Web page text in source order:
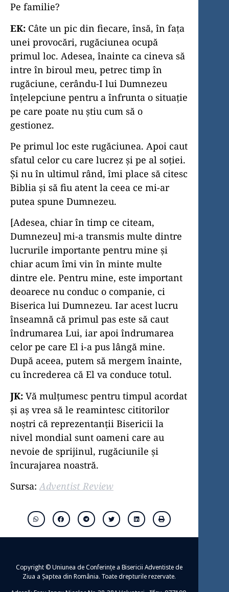
Pe familie?
EK: Câte un pic din fiecare, însă, în fața
unei provocări, rugăciunea ocupă
primul loc. Adesea, înainte ca cineva să
intre în biroul meu, petrec timp în
rugăciune, cerându-I lui Dumnezeu
înțelepciune pentru a înfrunta o situație
pe care poate nu știu cum să o
gestionez.
Pe primul loc este rugăciunea. Apoi caut
sfatul celor cu care lucrez și pe al soției.
Și nu în ultimul rând, îmi place să citesc
Biblia și să fiu atent la ceea ce mi-ar
putea spune Dumnezeu.
[Adesea, chiar în timp ce citeam,
Dumnezeu] mi-a transmis multe dintre
lucrurile importante pentru mine și
chiar acum îmi vin în minte multe
dintre ele. Pentru mine, este important
deoarece nu conduc o companie, ci
Biserica lui Dumnezeu. Iar acest lucru
înseamnă că primul pas este să caut
îndrumarea Lui, iar apoi îndrumarea
celor pe care El i-a pus lângă mine.
După aceea, putem să mergem înainte,
cu încrederea că El va conduce totul.
JK: Vă mulțumesc pentru timpul acordat
și aș vrea să le reamintesc cititorilor
noștri că reprezentanții Bisericii la
nivel mondial sunt oameni care au
nevoie de sprijinul, rugăciunile și
încurajarea noastră.
Sursa:Adventist Review
Copyright © Uniunea de Conferințe a Bisericii Adventiste de
Ziua a Șaptea din România. Toate drepturile rezervate.